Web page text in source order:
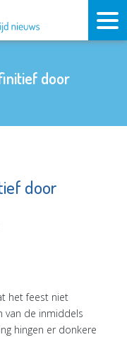
door
door
het feest niet
van de inmiddels
hingen er donkere